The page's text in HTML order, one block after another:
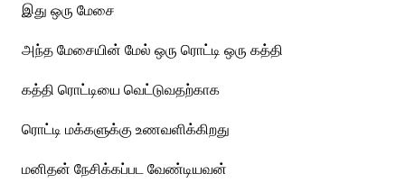
இது ஒரு மேசை
அந்த மேசையின் மேல் ஒரு ரொட்டி ஒரு கத்தி
கத்தி ரொட்டியை வெட்டுவதற்காக
ரொட்டி மக்களுக்கு உணவளிக்கிறது
மனிதன் நேசிக்கப்பட வேண்டியவன்